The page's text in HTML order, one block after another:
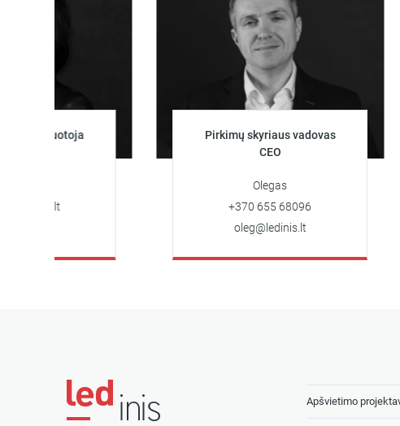
Pirkimų skyriaus vadovas
+370 655 68096
oleg@ledinis.lt
Apšvietimo